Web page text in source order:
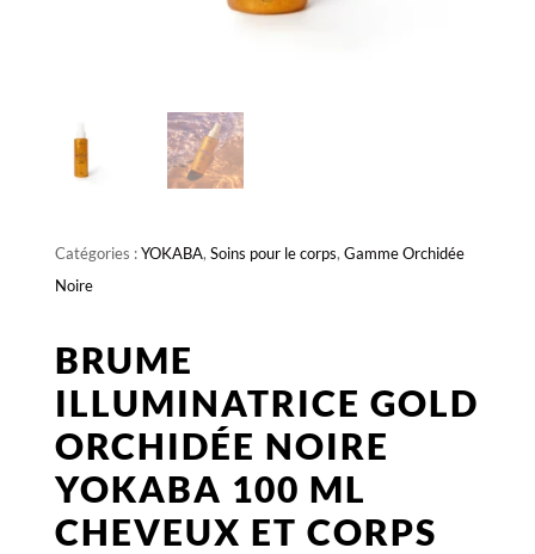
Catégories :YOKABA, Soins pour le corps, Gamme Orchidée
Noire
BRUME
ILLUMINATRICE GOLD
ORCHIDÉE NOIRE
YOKABA 100 ML
CHEVEUX ET CORPS